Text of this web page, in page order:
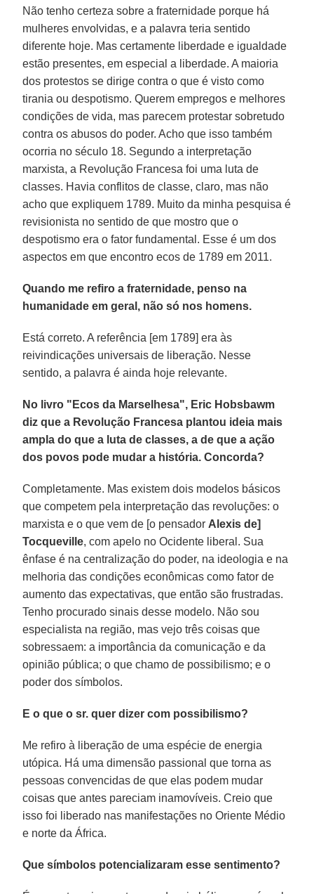
Não tenho certeza sobre a fraternidade porque há
mulheres envolvidas, e a palavra teria sentido
diferente hoje. Mas certamente liberdade e igualdade
estão presentes, em especial a liberdade. A maioria
dos protestos se dirige contra o que é visto como
tirania ou despotismo. Querem empregos e melhores
condições de vida, mas parecem protestar sobretudo
contra os abusos do poder. Acho que isso também
ocorria no século 18. Segundo a interpretação
marxista, a Revolução Francesa foi uma luta de
classes. Havia conflitos de classe, claro, mas não
acho que expliquem 1789. Muito da minha pesquisa é
revisionista no sentido de que mostro que o
despotismo era o fator fundamental. Esse é um dos
aspectos em que encontro ecos de 1789 em 2011.
Quando me refiro a fraternidade, penso na
humanidade em geral, não só nos homens.
Está correto. A referência [em 1789] era às
reivindicações universais de liberação. Nesse
sentido, a palavra é ainda hoje relevante.
No livro "Ecos da Marselhesa", Eric Hobsbawm
diz que a Revolução Francesa plantou ideia mais
ampla do que a luta de classes, a de que a ação
dos povos pode mudar a história. Concorda?
Completamente. Mas existem dois modelos básicos
que competem pela interpretação das revoluções: o
marxista e o que vem de [o pensador Alexis de]
Tocqueville, com apelo no Ocidente liberal. Sua
ênfase é na centralização do poder, na ideologia e na
melhoria das condições econômicas como fator de
aumento das expectativas, que então são frustradas.
Tenho procurado sinais desse modelo. Não sou
especialista na região, mas vejo três coisas que
sobressaem: a importância da comunicação e da
opinião pública; o que chamo de possibilismo; e o
poder dos símbolos.
E o que o sr. quer dizer com possibilismo?
Me refiro à liberação de uma espécie de energia
utópica. Há uma dimensão passional que torna as
pessoas convencidas de que elas podem mudar
coisas que antes pareciam inamovíveis. Creio que
isso foi liberado nas manifestações no Oriente Médio
e norte da África.
Que símbolos potencializaram esse sentimento?